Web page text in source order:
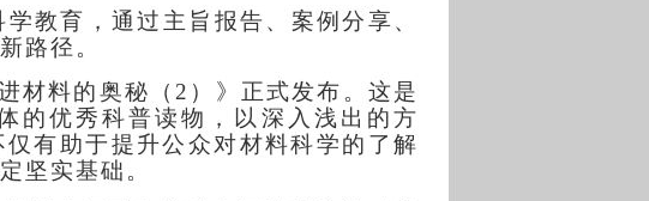
教育，通过主旨报告、案例分享、
路径。
材料的奥秘（2）》正式发布。这是
的优秀科普读物，以深入浅出的方
有助于提升公众对材料科学的了解
坚实基础。